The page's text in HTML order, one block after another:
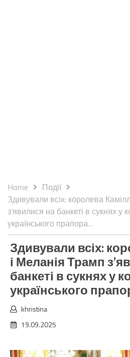
Home
Події
Здивували всіх: королева
з’явилися на банкеті в сукнях у
українського прапора…
Здивували всіх:
і Меланія Трамп
банкеті в сукнях у
українського
khristina
19.09.2025